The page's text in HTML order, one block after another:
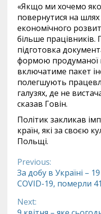
«Якщо ми хочемо
повернутися на
економічного
більше
підготовка
формою продуманої
включатиме пакет
полегшують
галузях, де не
сказав Говін.
Політик закликав
країн, які за своєю
Польщі.
Continue
Reading
Previous:
За добу в Україні –
COVID-19, померли
Next: